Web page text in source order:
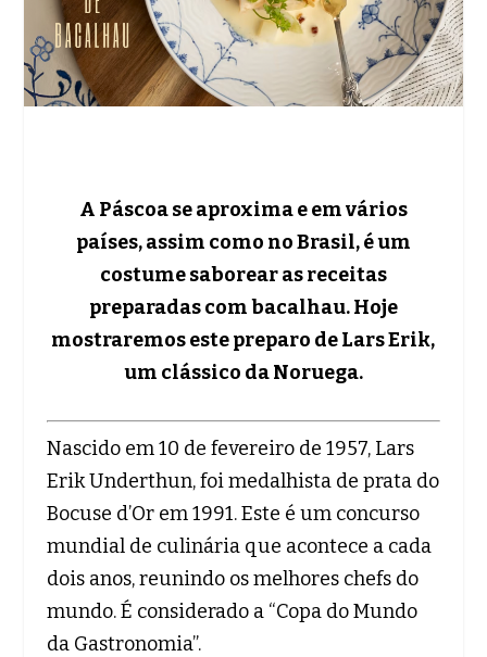
A Páscoa se aproxima e em vários
países, assim como no Brasil, é um
costume saborear as receitas
preparadas com bacalhau. Hoje
mostraremos este preparo de Lars Erik,
um clássico da Noruega.
Nascido em 10 de fevereiro de 1957, Lars
Erik Underthun, foi medalhista de prata do
Bocuse d’Or em 1991. Este é um concurso
mundial de culinária que acontece a cada
dois anos, reunindo os melhores chefs do
mundo. É considerado a “Copa do Mundo
da Gastronomia”.